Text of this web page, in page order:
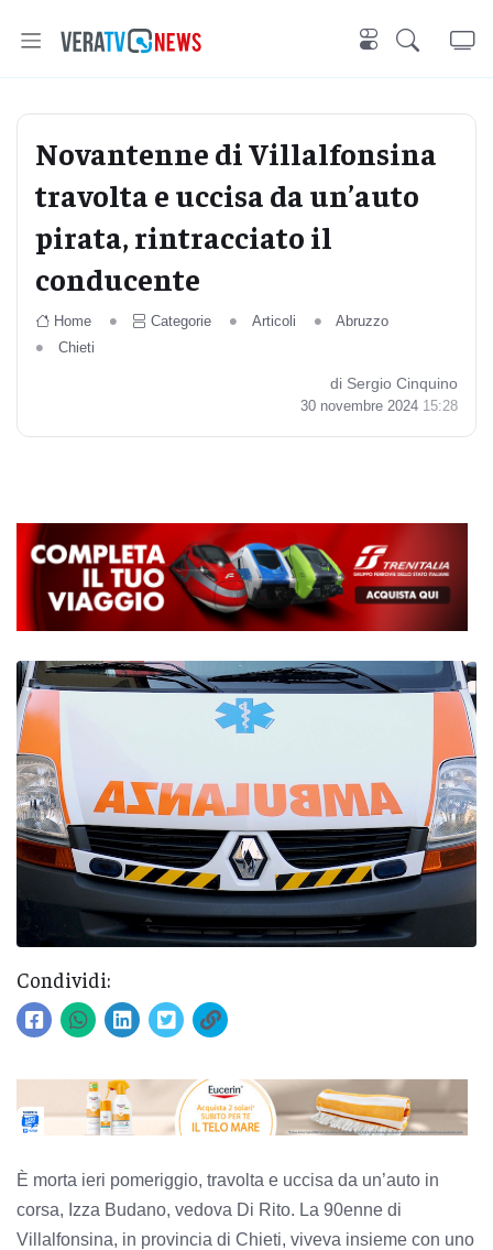
Novantenne di Villalfonsina
travolta e uccisa da un’auto
pirata, rintracciato il
conducente
Home Categorie Articoli
Abruzzo
Chieti
di Sergio Cinquino
30 novembre 2024 15:28
Condividi:
È morta ieri pomeriggio, travolta e uccisa da un’auto in
corsa, Izza Budano, vedova Di Rito. La 90enne di
Villalfonsina, in provincia di Chieti, viveva insieme con uno